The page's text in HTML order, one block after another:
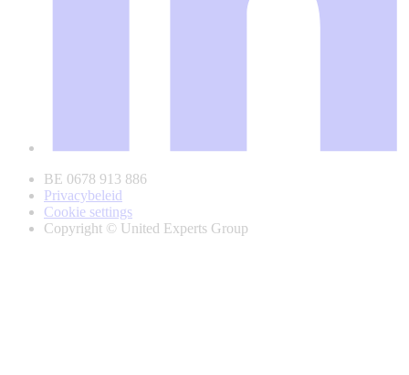
BE 0678 913 886
Privacybeleid
Cookie settings
Copyright © United Experts Group